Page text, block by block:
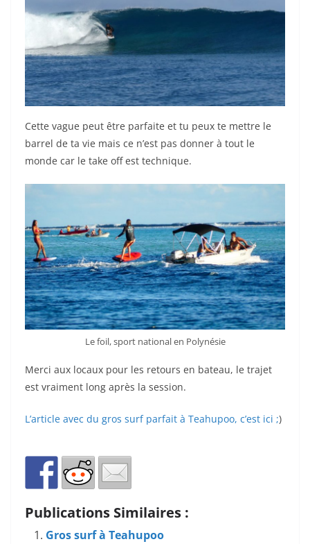
Cette vague peut être parfaite et tu peux te mettre le
barrel de ta vie mais ce n’est pas donner à tout le
monde car le take off est technique.
Le foil, sport national en Polynésie
Merci aux locaux pour les retours en bateau, le trajet
est vraiment long après la session.
L’article avec du gros surf parfait à Teahupoo, c’est ici ;)
Publications Similaires :
Gros surf à Teahupoo